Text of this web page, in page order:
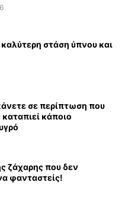
καλύτερη στάση ύπνου και
σε περίπτωση που
καταπιεί κάποιο
ζάχαρης που δεν
φανταστείς!